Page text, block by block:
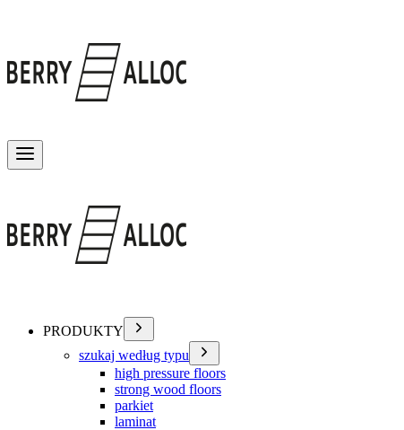
PRODUKTY
szukaj według typu
high pressure floors
strong wood floors
parkiet
laminat